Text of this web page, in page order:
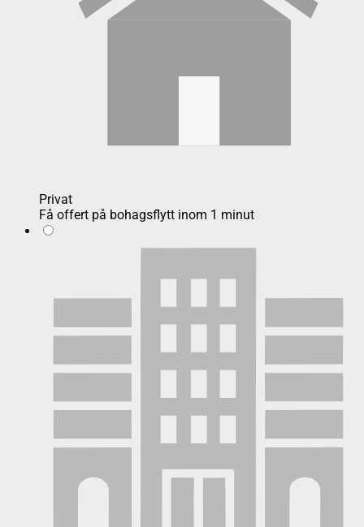
Privat
Få offert på bohagsflytt inom 1 minut